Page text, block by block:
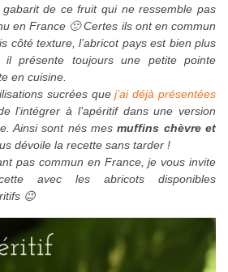
de ce fruit qui ne ressemble pas
en France 🙂 Certes ils ont en commun
côté texture, l’abricot pays est bien plus
présente toujours une petite pointe
en cuisine.
sucrées quej’ai déjà présentées
l’intégrer à l’apéritif dans une version
Ainsi sont nés mesmuffins chèvre et
dévoile la recette sans tarder !
pas commun en France, je vous invite
avec les abricots disponibles
😉